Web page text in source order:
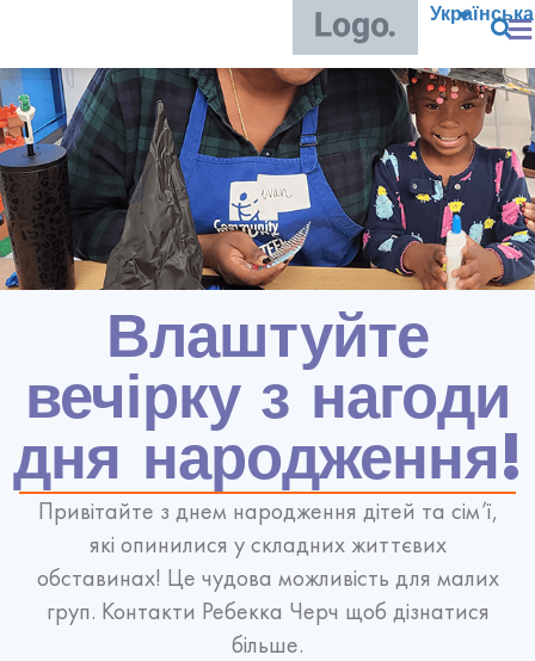
Українська
Влаштуйте
вечірку з нагоди
дня народження!
Привітайте з днем народження дітей та сім’ї,
які опинилися у складних життєвих
обставинах! Це чудова можливість для малих
груп. Контакти Ребекка Черч щоб дізнатися
більше.